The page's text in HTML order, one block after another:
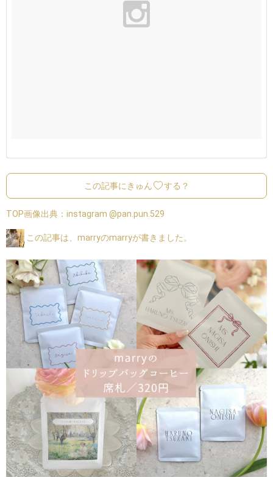
この記事にきゅん する？
TOP画像出典： instagram @pan.pun.529
この記事は、marryのmarryが書きました。